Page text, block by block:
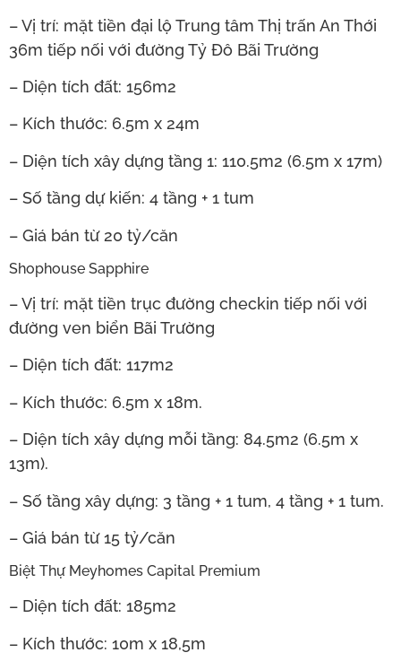
– Vị trí: mặt tiền đại lộ Trung tâm Thị trấn An Thới
36m tiếp nối với đường Tỷ Đô Bãi Trường
– Diện tích đất: 156m2
– Kích thước: 6.5m x 24m
– Diện tích xây dựng tầng 1: 110.5m2 (6.5m x 17m)
– Số tầng dự kiến: 4 tầng + 1 tum
– Giá bán từ 20 tỷ/căn
Shophouse Sapphire
– Vị trí: mặt tiền trục đường checkin tiếp nối với
đường ven biển Bãi Trường
– Diện tích đất: 117m2
– Kích thước: 6.5m x 18m.
– Diện tích xây dựng mỗi tầng: 84.5m2 (6.5m x
13m).
– Số tầng xây dựng: 3 tầng + 1 tum, 4 tầng + 1 tum.
– Giá bán từ 15 tỷ/căn
Biệt Thự Meyhomes Capital Premium
– Diện tích đất: 185m2
– Kích thước: 10m x 18,5m